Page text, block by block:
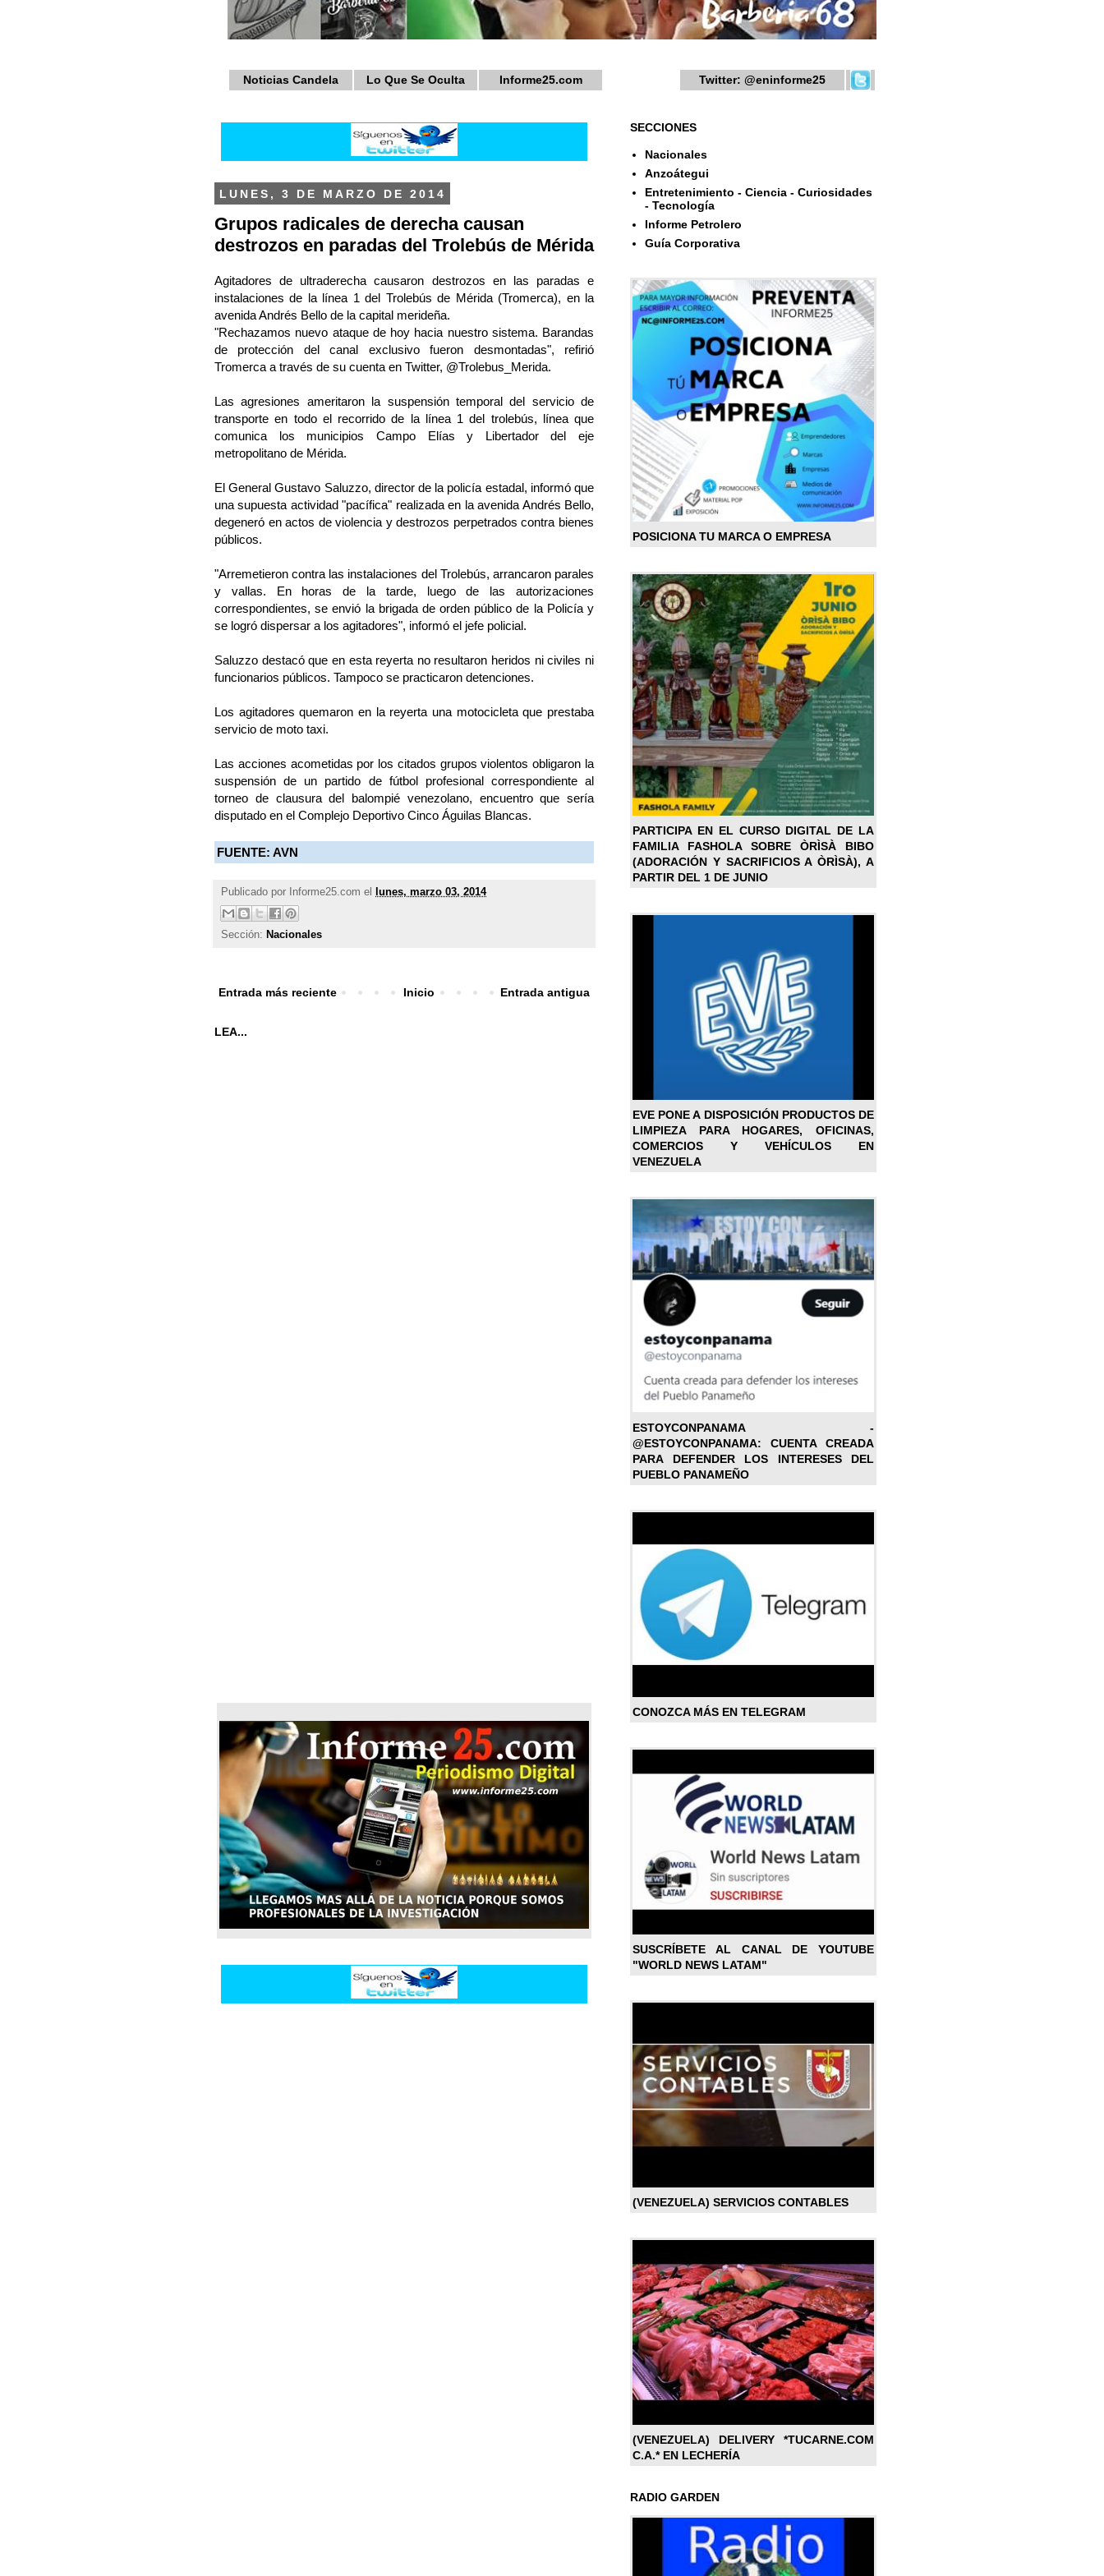
Noticias Candela Lo Que Se Oculta Informe25.com Twitter: @eninforme25
LUNES, 3 DE MARZO DE 2014
Grupos radicales de derecha causan
destrozos en paradas del Trolebús de Mérida
Agitadores de ultraderecha causaron destrozos en las paradas e
instalaciones de la línea 1 del Trolebús de Mérida (Tromerca), en la
avenida Andrés Bello de la capital merideña.
"Rechazamos nuevo ataque de hoy hacia nuestro sistema. Barandas
de protección del canal exclusivo fueron desmontadas", refirió
Tromerca a través de su cuenta en Twitter, @Trolebus_Merida.
Las agresiones ameritaron la suspensión temporal del servicio de
transporte en todo el recorrido de la línea 1 del trolebús, línea que
comunica los municipios Campo Elías y Libertador del eje
metropolitano de Mérida.
El General Gustavo Saluzzo, director de la policía estadal, informó que
una supuesta actividad "pacífica" realizada en la avenida Andrés Bello,
degeneró en actos de violencia y destrozos perpetrados contra bienes
públicos.
"Arremetieron contra las instalaciones del Trolebús, arrancaron parales
y vallas. En horas de la tarde, luego de las autorizaciones
correspondientes, se envió la brigada de orden público de la Policía y
se logró dispersar a los agitadores", informó el jefe policial.
Saluzzo destacó que en esta reyerta no resultaron heridos ni civiles ni
funcionarios públicos. Tampoco se practicaron detenciones.
Los agitadores quemaron en la reyerta una motocicleta que prestaba
servicio de moto taxi.
Las acciones acometidas por los citados grupos violentos obligaron la
suspensión de un partido de fútbol profesional correspondiente al
torneo de clausura del balompié venezolano, encuentro que sería
disputado en el Complejo Deportivo Cinco Águilas Blancas.
FUENTE: AVN
Publicado por Informe25.com el lunes, marzo 03, 2014
Sección: Nacionales
Entrada más reciente Entrada antigua
Inicio
LEA...
SECCIONES
Nacionales
Anzoátegui
Entretenimiento - Ciencia - Curiosidades
- Tecnología
Informe Petrolero
Guía Corporativa
POSICIONA TU MARCA O EMPRESA
PARTICIPA EN EL CURSO DIGITAL DE LA
FAMILIA FASHOLA SOBRE ÒRÌSÀ BIBO
(ADORACIÓN Y SACRIFICIOS A ÒRÌSÀ), A
PARTIR DEL 1 DE JUNIO
EVE PONE A DISPOSICIÓN PRODUCTOS DE
LIMPIEZA PARA HOGARES, OFICINAS,
COMERCIOS Y VEHÍCULOS EN
VENEZUELA
ESTOYCONPANAMA -
@ESTOYCONPANAMA: CUENTA CREADA
PARA DEFENDER LOS INTERESES DEL
PUEBLO PANAMEÑO
CONOZCA MÁS EN TELEGRAM
SUSCRÍBETE AL CANAL DE YOUTUBE
"WORLD NEWS LATAM"
(VENEZUELA) SERVICIOS CONTABLES
(VENEZUELA) DELIVERY *TUCARNE.COM
C.A.* EN LECHERÍA
RADIO GARDEN